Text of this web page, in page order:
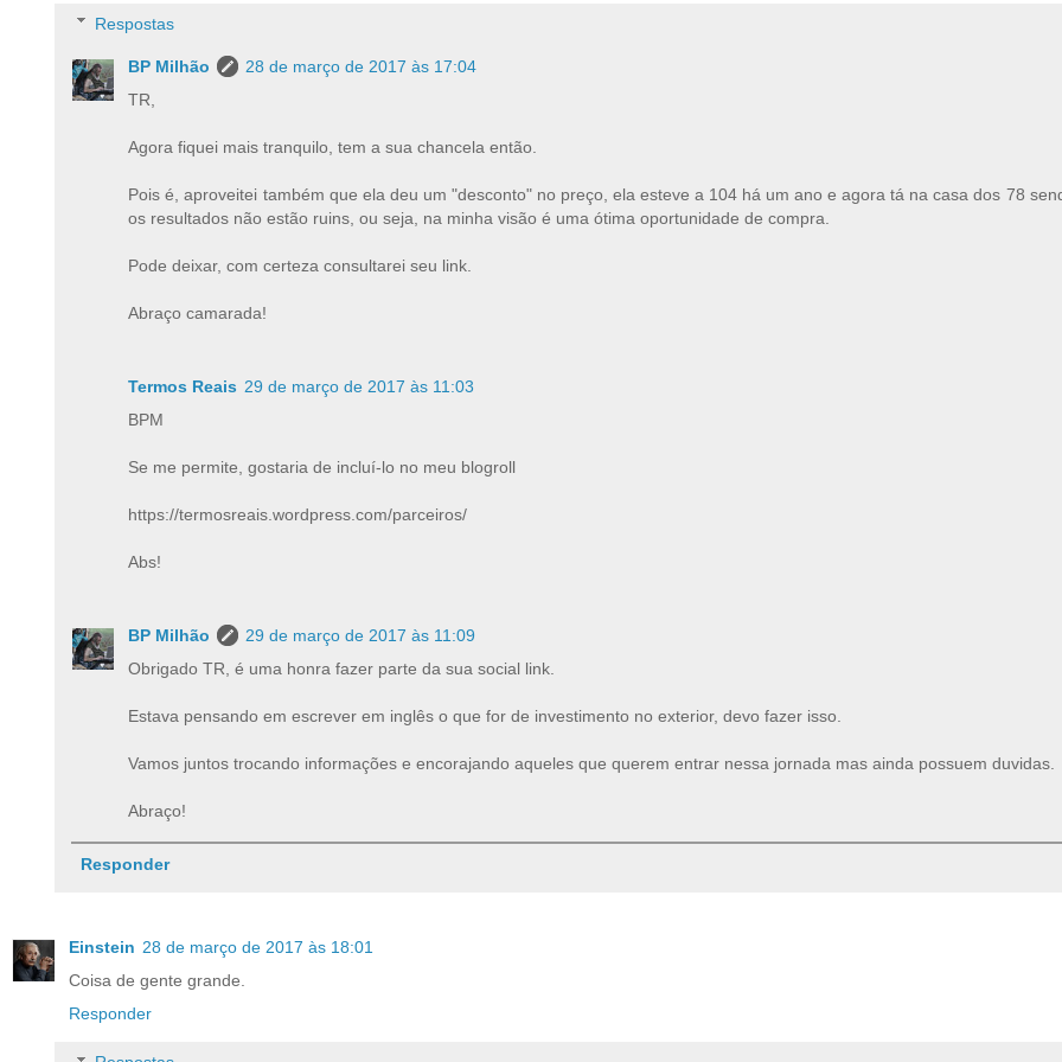
Respostas
BP Milhão
28 de março de 2017 às 17:04
TR,
Agora fiquei mais tranquilo, tem a sua chancela então.
Pois é, aproveitei também que ela deu um "desconto" no preço, ela esteve a 104 há um ano e agora tá na casa dos 78
os resultados não estão ruins, ou seja, na minha visão é uma ótima oportunidade de compra.
Pode deixar, com certeza consultarei seu link.
Abraço camarada!
Termos Reais 29 de março de 2017 às 11:03
BPM
Se me permite, gostaria de incluí-lo no meu blogroll
https://termosreais.wordpress.com/parceiros/
Abs!
BP Milhão
29 de março de 2017 às 11:09
Obrigado TR, é uma honra fazer parte da sua social link.
Estava pensando em escrever em inglês o que for de investimento no exterior, devo fazer isso.
Vamos juntos trocando informações e encorajando aqueles que querem entrar nessa jornada mas ainda possuem duvidas.
Abraço!
Responder
Einstein 28 de março de 2017 às 18:01
Coisa de gente grande.
Responder